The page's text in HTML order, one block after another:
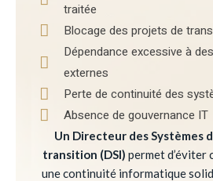
traitée
Blocage des projets de
Dépendance excessive à
externes
Perte de continuité des
Absence de gouvernance IT
Un Directeur des Systèmes
transition (DSI) permet d’éviter
une continuité informatique